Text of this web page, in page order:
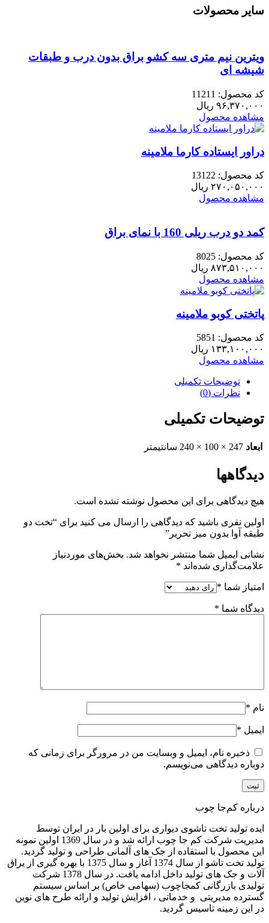
بدون
عدد
سایر محصولات
ویترین نیم متری سه کشو براق بدون درب و طبقات
شیشه ای
کد محصول: 11211
۹۶,۳۷۰,۰۰۰ ریال
مشاهده محصول
دراور ایستاده کارما ملامینه
کد محصول: 13122
۲۷۰,۰۵۰,۰۰۰ ریال
مشاهده محصول
کمد دو درب ریلی 160 با نمای براق
کد محصول: 8025
۸۷۳,۵۱۰,۰۰۰ ریال
مشاهده محصول
پاتختی کوبو ملامینه
کد محصول: 5851
۱۳۳,۱۰۰,۰۰۰ ریال
مشاهده محصول
توضیحات تکمیلی
نظرات (0)
توضیحات تکمیلی
ابعاد 247 × 100 × 240 سانتیمتر
دیدگاهها
هیچ دیدگاهی برای این محصول نوشته نشده است.
اولین نفری باشید که دیدگاهی را ارسال می کنید برای “تخت دو
طبقه آوا بدون میز تحریر”
نشانی ایمیل شما منتشر نخواهد شد. بخش‌های موردنیاز
علامت‌گذاری شده‌اند *
امتیاز شما *
دیدگاه شما *
نام *
ایمیل *
ذخیره نام، ایمیل و وبسایت من در مرورگر برای زمانی که
دوباره دیدگاهی می‌نویسم.
درباره کم‌جا چوب
ایده تولید تخت تاشوی دیواری برای اولین بار در ایران توسط
مدیریت شرکت کم جا چوب ارائه شد و در سال 1369 اولین نمونه
این محصول با استفاده از جک های آلمانی طراحی و تولید گردید.
تولید تخت تاشو از سال 1374 آغاز و سال 1375 با بهره گیری از یراق
آلات و جک های تولید داخل ادامه یافت. در سال 1378 شرکت
تولیدی بازرگانی کمجاچوب (سهامی خاص) بر اساس سیستم
گسترده مدیریتی و خدماتی ، افزایش تولید و ارائه طرح های نوین
در این زمینه تاسیس گردید.